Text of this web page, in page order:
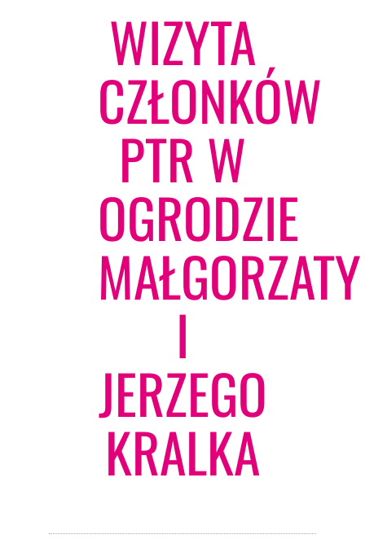
WIZYTA
CZŁONKÓW
PTR W
OGRODZIE
MAŁGORZATY
I
JERZEGO
KRALKA